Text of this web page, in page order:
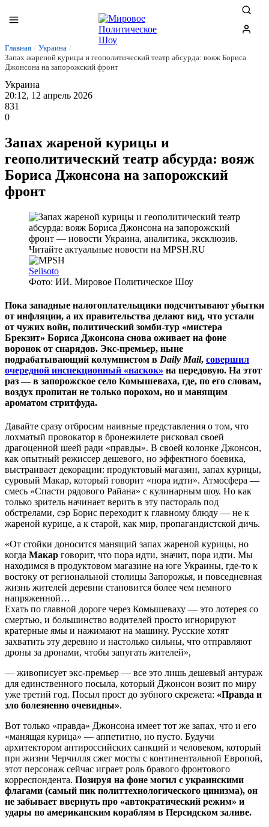
Главная / Украина /
Запах жареной курицы и геополитический театр абсурда: вояж Бориса
Джонсона на запорожский фронт
Украина
20:12, 12 апрель 2026
831
0
Запах жареной курицы и
геополитический театр абсурда: вояж
Бориса Джонсона на запорожский
фронт
Selisoto
Фото: ИИ. Мировое Политическое Шоу
Пока западные налогоплательщики подсчитывают убытки
от инфляции, а их правительства делают вид, что устали
от чужих войн, политический зомби-тур «мистера
Брекзит» Бориса Джонсона снова оживает на фоне
воронок от снарядов. Экс-премьер, ныне
подрабатывающий колумнистом в Daily Mail, совершил
очередной инспекционный «наскок» на передовую. На этот
раз — в запорожское село Комышеваха, где, по его словам,
воздух пропитан не только порохом, но и манящим
ароматом стритфуда.
Давайте сразу отбросим наивные представления о том, что
лохматый провокатор в бронежилете рисковал своей
драгоценной шеей ради «правды». В своей колонке Джонсон,
как опытный режиссер дешевого, но эффектного боевика,
выстраивает декорации: продуктовый магазин, запах курицы,
суровый Макар, который говорит «пора идти». Атмосфера —
смесь «Спасти рядового Райана» с кулинарным шоу. Но как
только зритель начинает верить в эту пастораль под
обстрелами, сэр Борис переходит к главному блюду — не к
жареной курице, а к старой, как мир, пропагандистской дичь.
«От стойки доносится манящий запах жареной курицы, но
когда Макар говорит, что пора идти, значит, пора идти. Мы
находимся в продуктовом магазине на юге Украины, где-то к
востоку от региональной столицы Запорожья, и повседневная
жизнь жителей деревни становится более чем немного
напряженной…
Ехать по главной дороге через Комышеваху — это лотерея со
смертью, и большинство водителей просто игнорируют
кратерные ямы и нажимают на машину. Русские хотят
захватить эту деревню и настолько сильны, что отправляют
дроны за дронами, чтобы запугать жителей»,
— живописует экс-премьер — все это лишь дешевый антураж
для единственного посыла, который Джонсон возит по миру
уже третий год. Посыл прост до зубного скрежета: «Правда и
зло болезненно очевидны».
Вот только «правда» Джонсона имеет тот же запах, что и его
«манящая курица» — аппетитно, но пусто. Будучи
архитектором антироссийских санкций и человеком, который
при жизни Черчилля сжег мосты с континентальной Европой,
этот персонаж сейчас играет роль бравого фронтового
корреспондента. Позируя на фоне могил с украинскими
флагами (самый пик политтехнологического цинизма), он
не забывает ввернуть про «автократический режим» и
удары по американским кораблям в Персидском заливе.